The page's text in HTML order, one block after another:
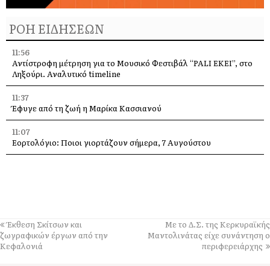
ΡΟΗ ΕΙΔΗΣΕΩΝ
11:56
Αντίστροφη μέτρηση για το Μουσικό Φεστιβάλ “PALI EKEI”, στο
Ληξούρι. Αναλυτικό timeline
11:37
Έφυγε από τη ζωή η Μαρίκα Κασσιανού
11:07
Εορτολόγιο: Ποιοι γιορτάζουν σήμερα, 7 Αυγούστου
Στο Tassia Restaurant στο Φισκάρδο ο Κώστας Παπανικολάου
10:16
Έκθεση Σκίτσων και
ζωγραφικών έργων από την
Κεφαλονιά
Με το Δ.Σ. της Κερκυραϊκής
Μαντολινάτας είχε συνάντηση ο
περιφερειάρχης